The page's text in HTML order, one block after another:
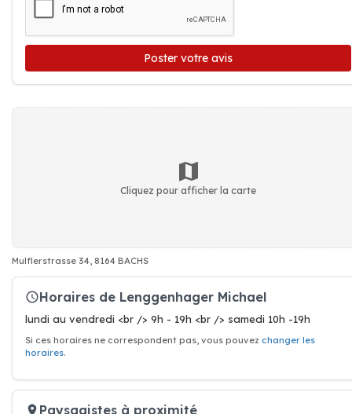
Poster votre avis
Cliquez pour afficher la carte
Mulflerstrasse 34, 8164 BACHS
Horaires de Lenggenhager Michael
lundi au vendredi <br /> 9h - 19h <br /> samedi 10h -19h
Si ces horaires ne correspondent pas, vous pouvez changer les
horaires.
Paysagistes à proximité